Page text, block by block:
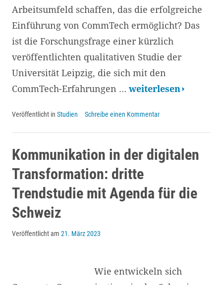
Arbeitsumfeld schaffen, das die erfolgreiche
Einführung von CommTech ermöglicht? Das
ist die Forschungsfrage einer kürzlich
veröffentlichten qualitativen Studie der
Universität Leipzig, die sich mit den
CommTech-Erfahrungen … Studie
Uni
Fallstricke
und
Erfolgsfaktoren
bei
weiterlesen
Veröffentlicht in Studien Schreibe einen Kommentar
Kommunikation in der digitalen
Transformation: dritte
Trendstudie mit Agenda für die
Schweiz
Veröffentlicht am 21. März 2023
Wie entwickeln sich